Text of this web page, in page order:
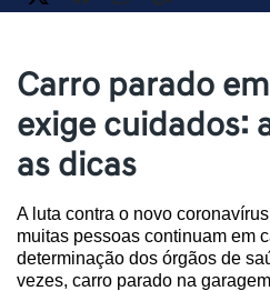
Carro parado
exige cuidados:
as dicas
A luta contra o novo
muitas pessoas continuam em
determinação dos órgãos de
vezes, carro parado na